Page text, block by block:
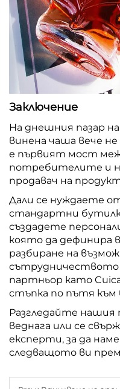
Заключение
На днешния пазар
винена чаша вече не
е първият мост
потребителите и
продавач на
Дали се нуждаете
стандартни
създадете
която да дефинира
разбиране на
сътрудничеството
партньор като
стъпка по пътя към
Разгледайте нашия
веднага или се
експерти, за да
следващото ви